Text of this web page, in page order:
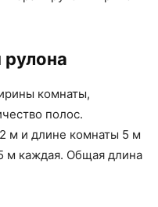
комнаты,
полос.
м и длине комнаты 5 м
м каждая. Общая длина